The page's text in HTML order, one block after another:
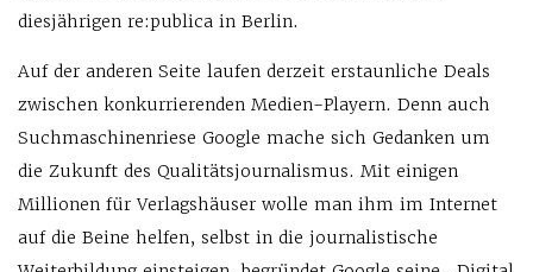
diesjährigen re:publica in Berlin.
Auf der anderen Seite laufen derzeit erstaunliche Deals
zwischen konkurrierenden Medien-Playern. Denn auch
Suchmaschinenriese Google mache sich Gedanken um
die Zukunft des Qualitätsjournalismus. Mit einigen
Millionen für Verlagshäuser wolle man ihm im Internet
auf die Beine helfen, selbst in die journalistische